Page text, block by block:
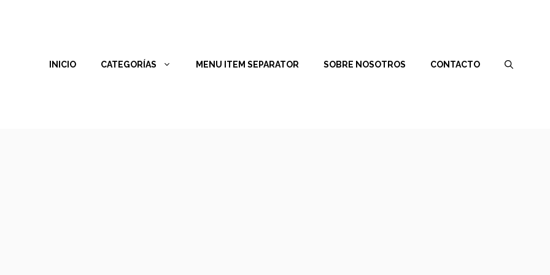
INICIO CATEGORÍAS MENU ITEM SEPARATOR SOBRE NOSOTROS CONTACTO